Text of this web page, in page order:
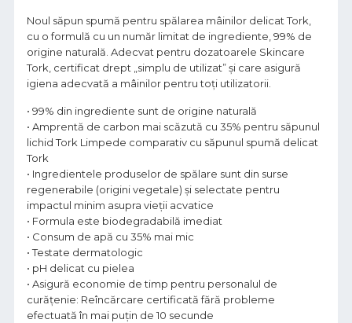
Noul săpun spumă pentru spălarea mâinilor delicat Tork,
cu o formulă cu un număr limitat de ingrediente, 99% de
origine naturală. Adecvat pentru dozatoarele Skincare
Tork, certificat drept „simplu de utilizat” și care asigură
igiena adecvată a mâinilor pentru toți utilizatorii.
• 99% din ingrediente sunt de origine naturală
• Amprentă de carbon mai scăzută cu 35% pentru săpunul
lichid Tork Limpede comparativ cu săpunul spumă delicat
Tork
• Ingredientele produselor de spălare sunt din surse
regenerabile (origini vegetale) și selectate pentru
impactul minim asupra vieții acvatice
• Formula este biodegradabilă imediat
• Consum de apă cu 35% mai mic
• Testate dermatologic
• pH delicat cu pielea
• Asigură economie de timp pentru personalul de
curățenie: Reîncărcare certificată fără probleme
efectuată în mai puțin de 10 secunde